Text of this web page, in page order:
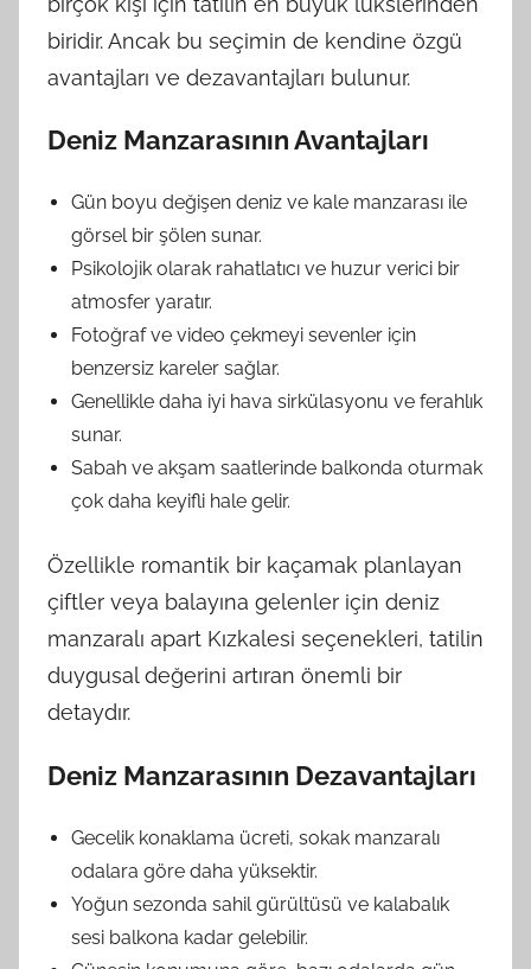
biridir. Ancak bu seçimin de kendine özgü
avantajları ve dezavantajları bulunur.
Deniz Manzarasının Avantajları
Gün boyu değişen deniz ve kale manzarası ile
görsel bir şölen sunar.
Psikolojik olarak rahatlatıcı ve huzur verici bir
atmosfer yaratır.
Fotoğraf ve video çekmeyi sevenler için
benzersiz kareler sağlar.
Genellikle daha iyi hava sirkülasyonu ve ferahlık
sunar.
Sabah ve akşam saatlerinde balkonda oturmak
çok daha keyifli hale gelir.
Özellikle romantik bir kaçamak planlayan
çiftler veya balayına gelenler için deniz
manzaralı apart Kızkalesi seçenekleri, tatilin
duygusal değerini artıran önemli bir
detaydır.
Deniz Manzarasının Dezavantajları
Gecelik konaklama ücreti, sokak manzaralı
odalara göre daha yüksektir.
Yoğun sezonda sahil gürültüsü ve kalabalık
sesi balkona kadar gelebilir.